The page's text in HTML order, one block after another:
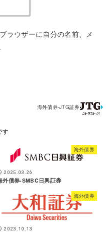
ラウザーに自分の名前、メ
海外債券-JTG証券
海外債券
2025.03.26
外債券-SMBC日興証券
海外債券
2023.10.13